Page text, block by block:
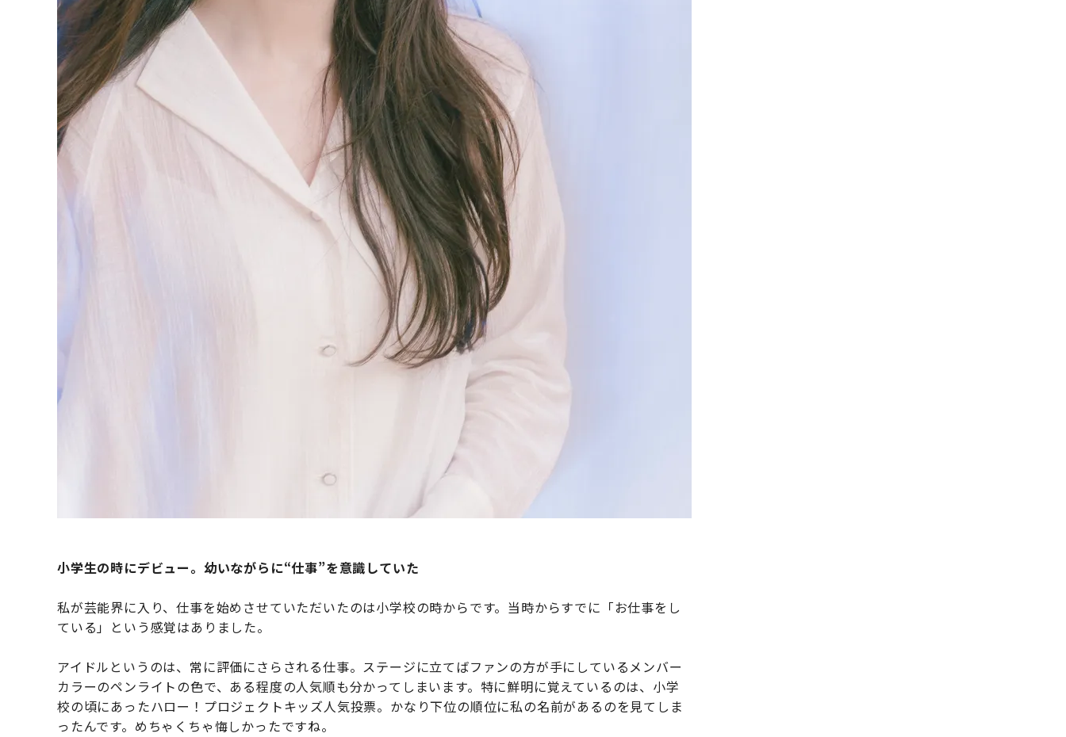
小学生の時にデビュー。幼いながらに“仕事”を意識していた
私が芸能界に入り、仕事を始めさせていただいたのは小学校の時からです。当時からすでに「お仕事をし
ている」という感覚はありました。
アイドルというのは、常に評価にさらされる仕事。ステージに立てばファンの方が手にしているメンバー
カラーのペンライトの色で、ある程度の人気順も分かってしまいます。特に鮮明に覚えているのは、小学
校の頃にあったハロー！プロジェクトキッズ人気投票。かなり下位の順位に私の名前があるのを見てしま
ったんです。めちゃくちゃ悔しかったですね。